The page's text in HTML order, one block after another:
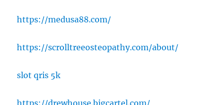
https://medusa88.com/
https://scrolltreeosteopathy.com/about/
slot qris 5k
https://drewhouse.bigcartel.com/